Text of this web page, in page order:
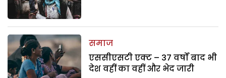
समाज
एससीएसटी एक्ट – 37 वर्षों बाद भी
देश वहीं का वहीं और भेद जारी